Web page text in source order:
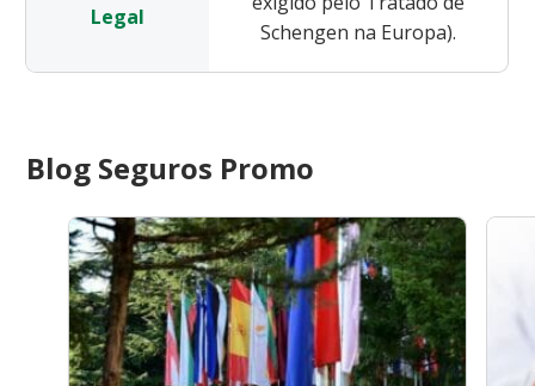
Legal
Schengen na Europa).
Blog Seguros Promo